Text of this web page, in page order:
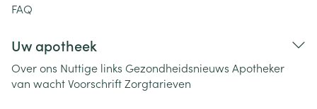
FAQ
Uw apotheek
Over ons Nuttige links Gezondheidsnieuws Apotheker
van wachtVoorschriftZorgtarieven